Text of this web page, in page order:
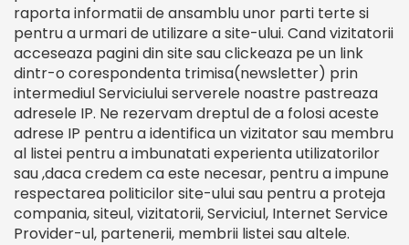
raporta informatii de ansamblu unor parti terte si
pentru a urmari de utilizare a site-ului. Cand vizitatorii
acceseaza pagini din site sau clickeaza pe un link
dintr-o corespondenta trimisa(newsletter) prin
intermediul Serviciului serverele noastre pastreaza
adresele IP. Ne rezervam dreptul de a folosi aceste
adrese IP pentru a identifica un vizitator sau membru
al listei pentru a imbunatati experienta utilizatorilor
sau ,daca credem ca este necesar, pentru a impune
respectarea politicilor site-ului sau pentru a proteja
compania, siteul, vizitatorii, Serviciul, Internet Service
Provider-ul, partenerii, membrii listei sau altele.